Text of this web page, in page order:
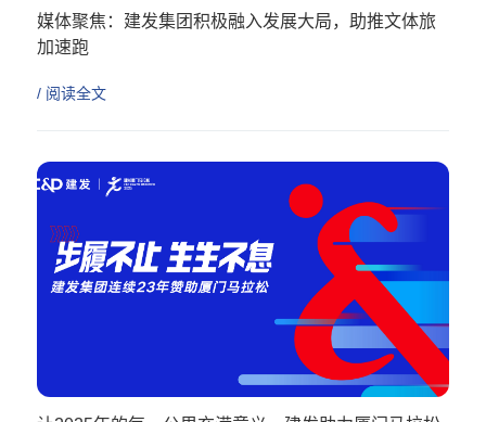
媒体聚焦：建发集团积极融入发展大局，助推文体旅
加速跑
/ 阅读全文